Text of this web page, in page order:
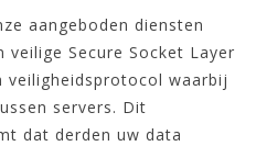
aangeboden diensten
Secure Socket Layer
veiligheidsprotocol waarbij
servers. Dit
dat derden uw data